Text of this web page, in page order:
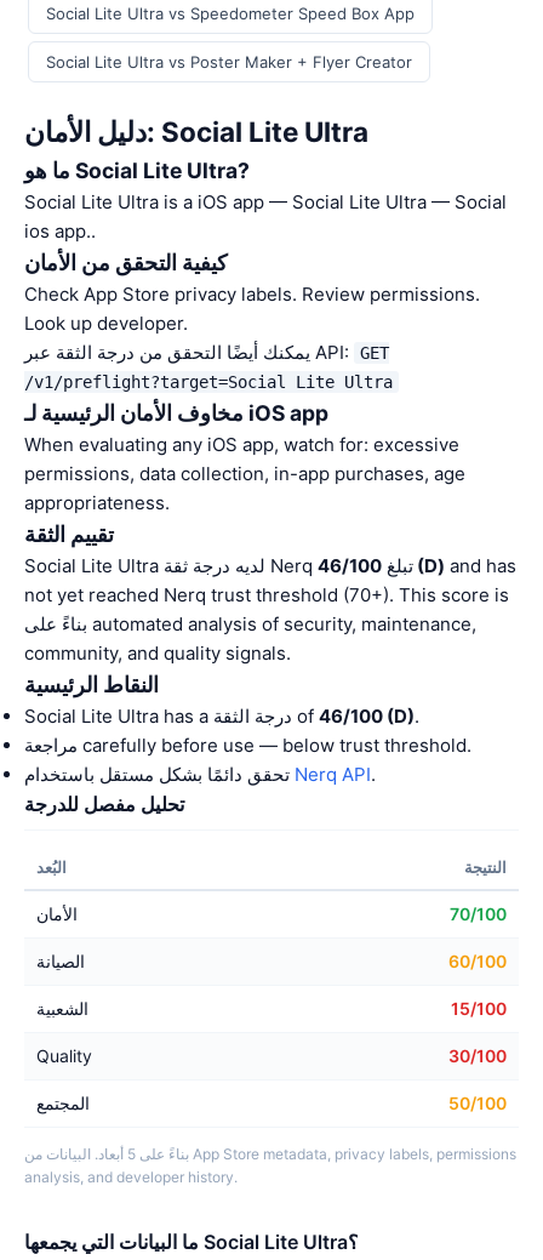
Social Lite Ultra vs Speedometer Speed Box App
Social Lite Ultra vs Poster Maker + Flyer Creator
دليل الأمان: Social Lite Ultra
ما هو Social Lite Ultra?
Social Lite Ultra is a iOS app — Social Lite Ultra — Social
ios app..
كيفية التحقق من الأمان
Check App Store privacy labels. Review permissions.
Look up developer.
يمكنك أيضًا التحقق من درجة الثقة عبر API:
GET
/v1/preflight?target=Social Lite Ultra
مخاوف الأمان الرئيسية لـ iOS app
When evaluating any iOS app, watch for: excessive
permissions, data collection, in-app purchases, age
appropriateness.
تقييم الثقة
Social Lite Ultra لديه درجة ثقة Nerq تبلغ 46/100 (D) and has
not yet reached Nerq trust threshold (70+). This score is
بناءً على automated analysis of security, maintenance,
community, and quality signals.
النقاط الرئيسية
Social Lite Ultra has a درجة الثقة of 46/100 (D).
مراجعة carefully before use — below trust threshold.
Nerq API.
تحليل مفصل للدرجة
البُعد النتيجة
الأمان 70/100
الصيانة 60/100
الشعبية 15/100
Quality 30/100
المجتمع 50/100
بناءً على 5 أبعاد. البيانات من App Store metadata, privacy labels, permissions
analysis, and developer history.
ما البيانات التي يجمعها Social Lite Ultra؟